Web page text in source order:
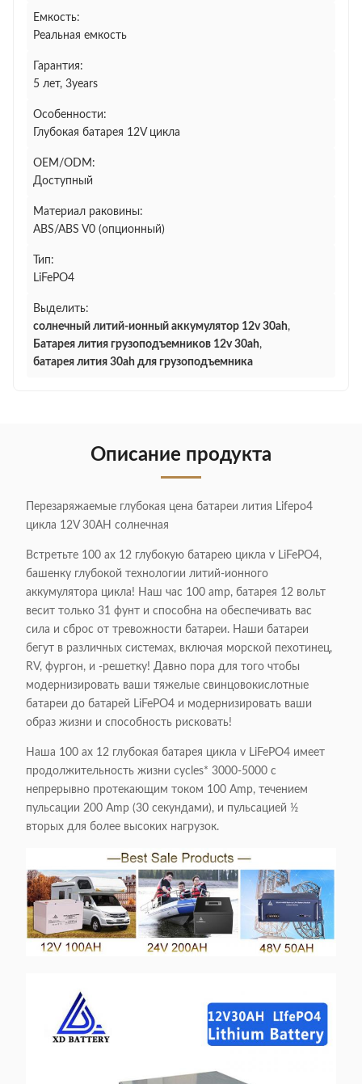
Емкость:
Реальная емкость
Гарантия:
5 лет, 3years
Особенности:
Глубокая батарея 12V цикла
OEM/ODM:
Доступный
Материал раковины:
ABS/ABS V0 (опционный)
Тип:
LiFePO4
Выделить:
солнечный литий-ионный аккумулятор 12v 30ah,
Батарея лития грузоподъемников 12v 30ah,
батарея лития 30ah для грузоподъемника
Описание продукта
Перезаряжаемые глубокая цена батареи лития Lifepo4
цикла 12V 30AH солнечная
Встретьте 100 ах 12 глубокую батарею цикла v LiFePO4,
башенку глубокой технологии литий-ионного
аккумулятора цикла! Наш час 100 amp, батарея 12 вольт
весит только 31 фунт и способна на обеспечивать вас
сила и сброс от тревожности батареи. Наши батареи
бегут в различных системах, включая морской пехотинец,
RV, фургон, и -решетку! Давно пора для того чтобы
модернизировать ваши тяжелые свинцовокислотные
батареи до батарей LiFePO4 и модернизировать ваши
образ жизни и способность рисковать!
Наша 100 ах 12 глубокая батарея цикла v LiFePO4 имеет
продолжительность жизни cycles* 3000-5000 с
непрерывно протекающим током 100 Amp, течением
пульсации 200 Amp (30 секундами), и пульсацией ½
вторых для более высоких нагрузок.